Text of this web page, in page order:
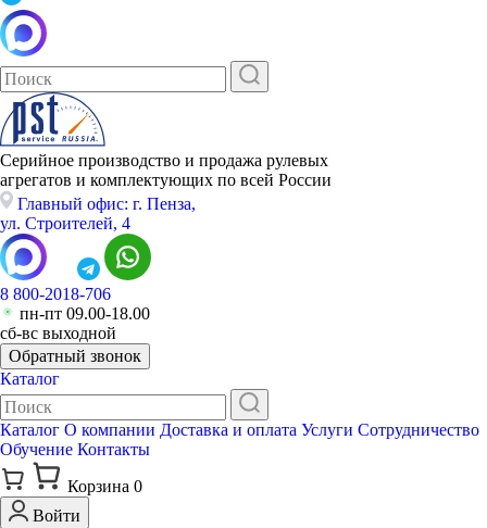
Серийное производство и продажа рулевых
агрегатов и комплектующих по всей России
Главный офис: г. Пенза,
ул. Строителей, 4
8 800-2018-706
пн-пт 09.00-18.00
сб-вс выходной
Обратный звонок
Каталог
Каталог О компании Доставка и оплата Услуги Сотрудничество
Обучение Контакты
Корзина 0
Войти